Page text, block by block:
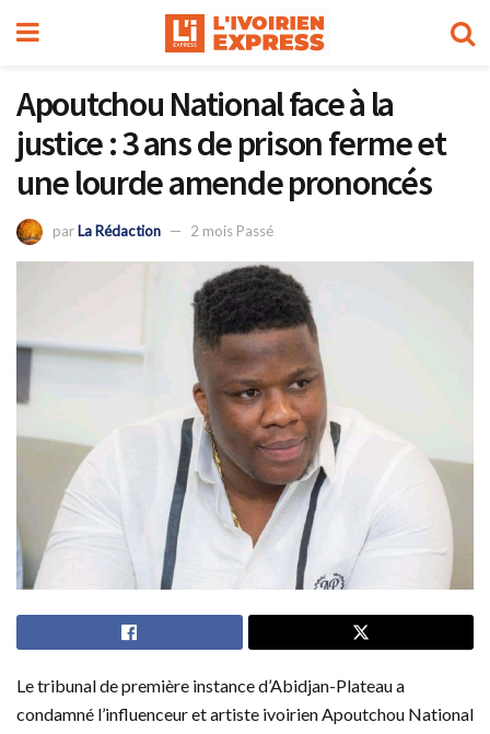
Apoutchou National face à la
justice : 3 ans de prison ferme et
une lourde amende prononcés
parLa Rédaction 2 mois Passé
Le tribunal de première instance d’Abidjan-Plateau a
condamné l’influenceur et artiste ivoirien Apoutchou National